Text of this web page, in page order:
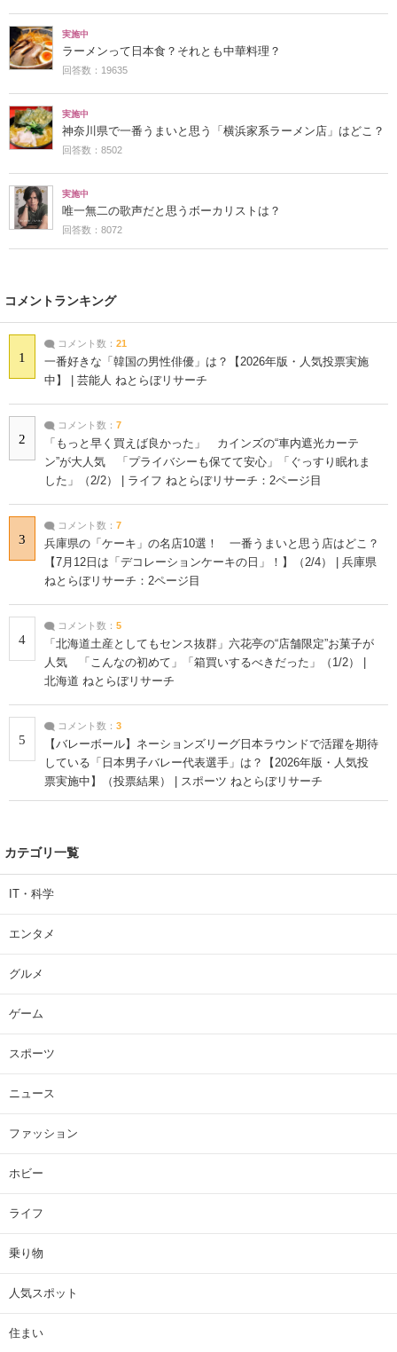
実施中
ラーメンって日本食？それとも中華料理？
回答数：19635
実施中
神奈川県で一番うまいと思う「横浜家系ラーメン店」はどこ？
回答数：8502
実施中
唯一無二の歌声だと思うボーカリストは？
回答数：8072
コメントランキング
1
コメント数： 21
一番好きな「韓国の男性俳優」は？【2026年版・人気投票実施
中】 | 芸能人 ねとらぼリサーチ
2
コメント数： 7
「もっと早く買えば良かった」 カインズの“車内遮光カーテ
ン”が大人気 「プライバシーも保てて安心」「ぐっすり眠れま
した」（2/2） | ライフ ねとらぼリサーチ：2ページ目
3
コメント数： 7
兵庫県の「ケーキ」の名店10選！ 一番うまいと思う店はどこ？
【7月12日は「デコレーションケーキの日」！】（2/4） | 兵庫県
ねとらぼリサーチ：2ページ目
4
コメント数： 5
「北海道土産としてもセンス抜群」六花亭の“店舗限定”お菓子が
人気 「こんなの初めて」「箱買いするべきだった」（1/2） |
北海道 ねとらぼリサーチ
5
コメント数： 3
【バレーボール】ネーションズリーグ日本ラウンドで活躍を期待
している「日本男子バレー代表選手」は？【2026年版・人気投
票実施中】（投票結果） | スポーツ ねとらぼリサーチ
カテゴリ一覧
IT・科学
エンタメ
グルメ
ゲーム
スポーツ
ニュース
ファッション
ホビー
ライフ
乗り物
人気スポット
住まい